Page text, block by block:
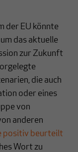
der EU könnte
das aktuelle
zur Zukunft
die auch
oder eines
von
anderen
positiv beurteilt
Wort zu